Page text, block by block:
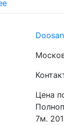
Цена
7м.